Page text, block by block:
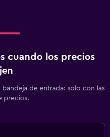
cuando los precios
de entrada: solo con las
precios.